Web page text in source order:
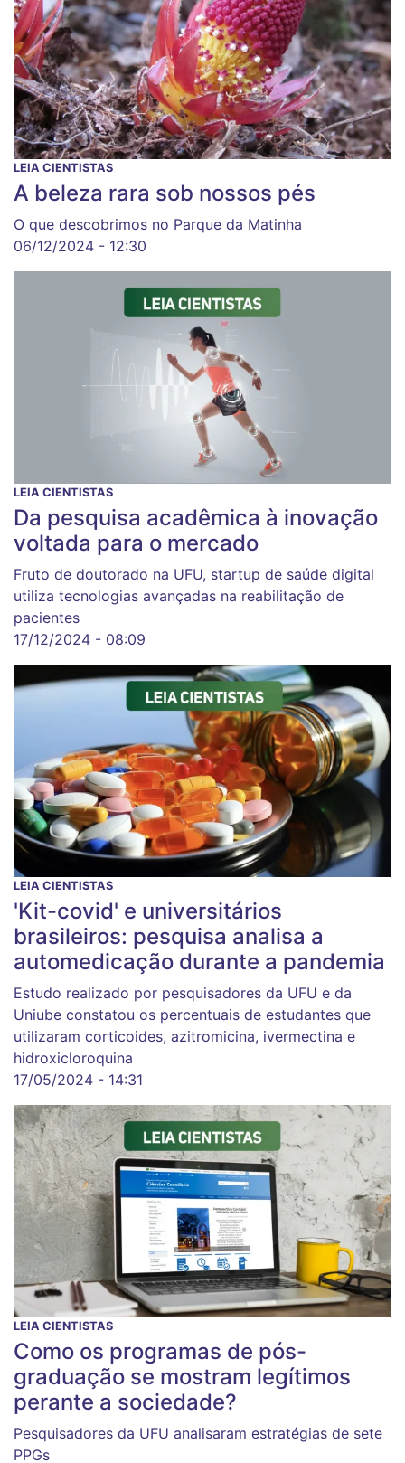
LEIA CIENTISTAS
A beleza rara sob nossos pés
O que descobrimos no Parque da Matinha
06/12/2024 - 12:30
LEIA CIENTISTAS
Da pesquisa acadêmica à inovação
voltada para o mercado
Fruto de doutorado na UFU, startup de saúde digital
utiliza tecnologias avançadas na reabilitação de
pacientes
17/12/2024 - 08:09
LEIA CIENTISTAS
'Kit-covid' e universitários
brasileiros: pesquisa analisa a
automedicação durante a pandemia
Estudo realizado por pesquisadores da UFU e da
Uniube constatou os percentuais de estudantes que
utilizaram corticoides, azitromicina, ivermectina e
hidroxicloroquina
17/05/2024 - 14:31
LEIA CIENTISTAS
Como os programas de pós-
graduação se mostram legítimos
perante a sociedade?
Pesquisadores da UFU analisaram estratégias de sete
PPGs